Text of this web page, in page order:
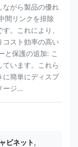
ながら製品の優れ
間リンクを排除
。これにより、
コスト効率の高い
と保護の追加: こ
います。これら
に簡単にディスプ
ージ...
ビネット,